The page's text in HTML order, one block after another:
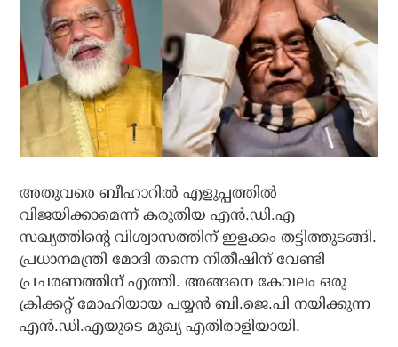
അതുവരെ ബീഹാറില്‍ എളുപ്പത്തില്‍
വിജയിക്കാമെന്ന് കരുതിയ എന്‍.ഡി.എ
സഖ്യത്തിന്റെ വിശ്വാസത്തിന് ഇളക്കം തട്ടിത്തുടങ്ങി.
പ്രധാനമന്ത്രി മോദി തന്നെ നിതീഷിന് വേണ്ടി
പ്രചരണത്തിന് എത്തി. അങ്ങനെ കേവലം ഒരു
ക്രിക്കറ്റ് മോഹിയായ പയ്യന്‍ ബി.ജെ.പി നയിക്കുന്ന
എന്‍.ഡി.എയുടെ മുഖ്യ എതിരാളിയായി.